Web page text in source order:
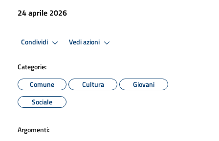
24 aprile 2026
Condividi Vedi azioni
Categorie:
Comune
Cultura
Giovani
Sociale
Argomenti: